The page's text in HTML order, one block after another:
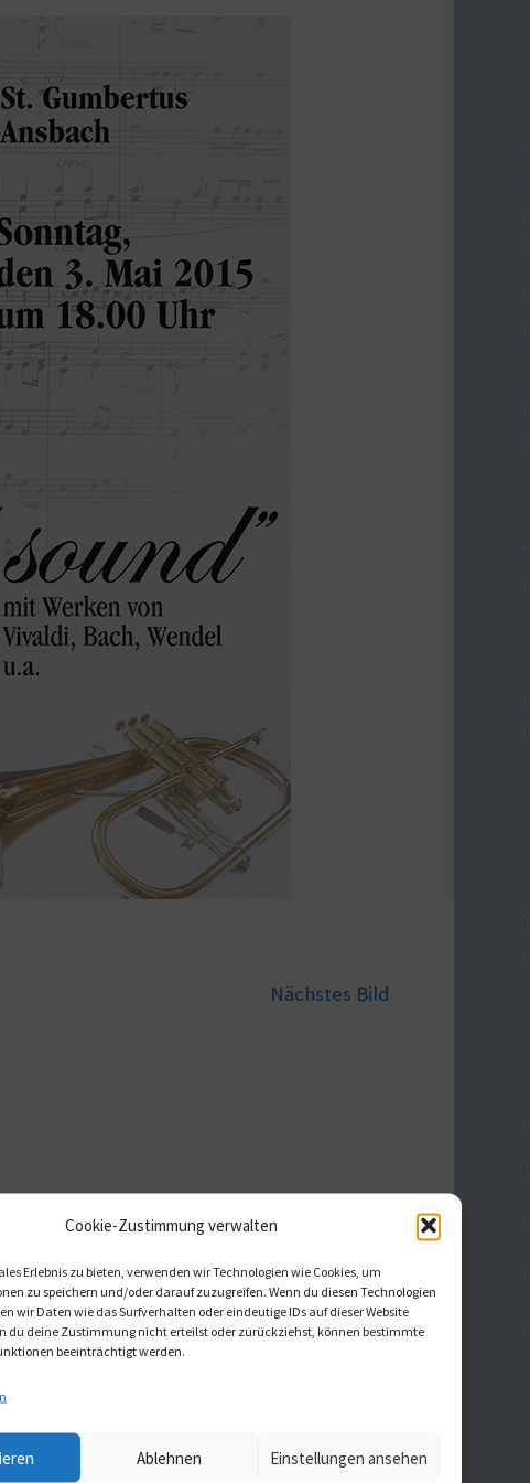
Cookie-Zustimmung verwalten
Erlebnis zu bieten, verwenden wir Technologien wie Cookies, um
zu speichern und/oder darauf zuzugreifen. Wenn du diesen Technologien
wir Daten wie das Surfverhalten oder eindeutige IDs auf dieser Website
du deine Zustimmung nicht erteilst oder zurückziehst, können bestimmte
beeinträchtigt werden.
Ablehnen Einstellungen ansehen
Nächstes Bild